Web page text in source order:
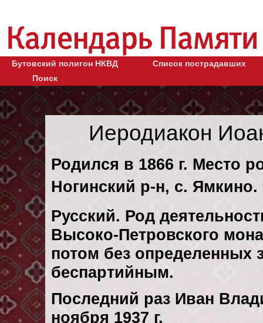
Бутовский полигон НКВД
Список пострадавших
Поиск
Иеродиакон
Родился в 1866 г. Место
Ногинский р-н, с. Ямкино.
Русский. Род
Высоко-Петровского
потом без определенных
беспартийным.
Последний раз Иван
ноября 1937 г.